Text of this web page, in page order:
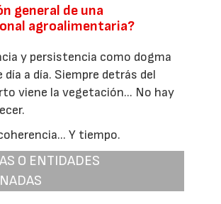
general de una
agroalimentaria?
y persistencia como dogma
día a día. Siempre detrás del
viene la vegetación... No hay
Y tiempo.
O ENTIDADES